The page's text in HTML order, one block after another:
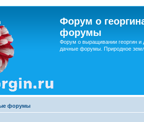
Форум о
форумы
Форум о выращивании георгин и
дачные форумы. Природное
форумы